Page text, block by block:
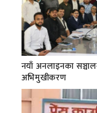
नयाँ अनलाइनका
अभिमुखीकरण